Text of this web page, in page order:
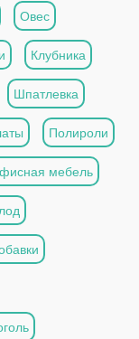
Овес
Клубника
Шпатлевка
Полироли
мебель